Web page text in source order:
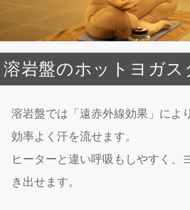
溶岩盤のホットヨガス
溶岩盤では「遠赤外線効果」によ
効率よく汗を流せます。
ヒーターと違い呼吸もしやすく、
き出せます。